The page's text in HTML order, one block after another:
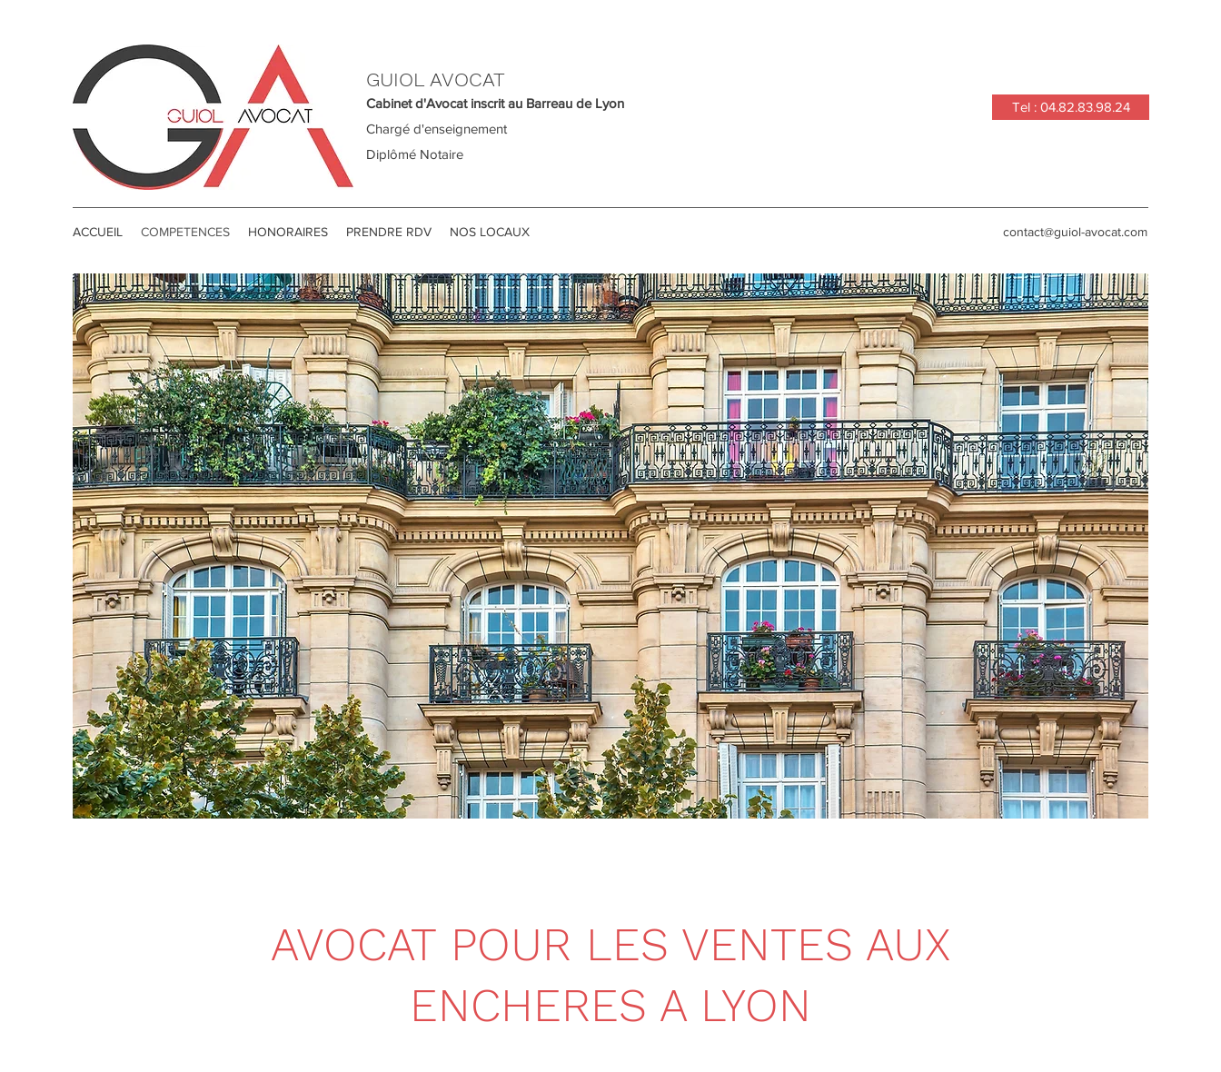
GUIOL AVOCAT
Cabinet d'Avocat inscrit au Barreau de Lyon
Chargé d'enseignement
Diplômé Notaire
Tel : 04.82.83.98.24
ACCUEIL COMPETENCES HONORAIRES PRENDRE RDV NOS LOCAUX contact@guiol-avocat.com
AVOCAT POUR LES VENTES AUX
ENCHERES A LYON